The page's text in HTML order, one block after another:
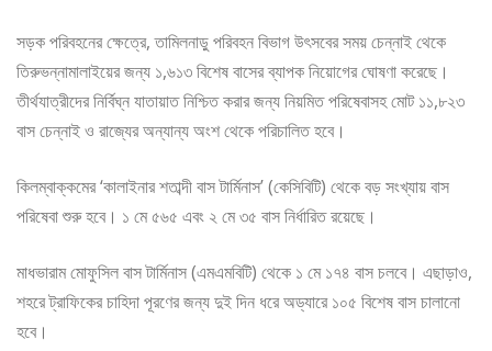
সড়ক পরিবহনের ক্ষেত্রে, তামিলনাড়ু পরিবহন বিভাগ উৎসবের সময় চেন্নাই থেকে
তিরুভন্নামালাইয়ের জন্য ১,৬১৩ বিশেষ বাসের ব্যাপক নিয়োগের ঘোষণা করেছে।
তীর্থযাত্রীদের নির্বিঘ্ন যাতায়াত নিশ্চিত করার জন্য নিয়মিত পরিষেবাসহ মোট ১১,৮২৩
বাস চেন্নাই ও রাজ্যের অন্যান্য অংশ থেকে পরিচালিত হবে।
কিলম্বাক্কমের ‘কালাইনার শতাব্দী বাস টার্মিনাস’ (কেসিবিটি) থেকে বড় সংখ্যায় বাস
পরিষেবা শুরু হবে। ১ মে ৫৬৫ এবং ২ মে ৩৫ বাস নির্ধারিত রয়েছে।
মাধভারাম মোফুসিল বাস টার্মিনাস (এমএমবিটি) থেকে ১ মে ১৭৪ বাস চলবে। এছাড়াও,
শহরে ট্রাফিকের চাহিদা পূরণের জন্য দুই দিন ধরে অড্যারে ১০৫ বিশেষ বাস চালানো
হবে।